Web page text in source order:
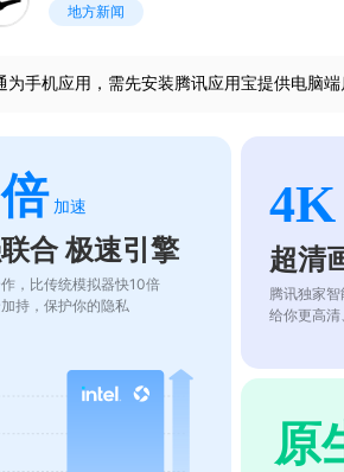
地方新闻
为手机应用，需先安装腾讯应用宝提供电脑
倍 加速
合 极速引擎
，比传统模拟器快10倍
持，保护你的隐私
4K
超清
腾讯独家
给你更高
原